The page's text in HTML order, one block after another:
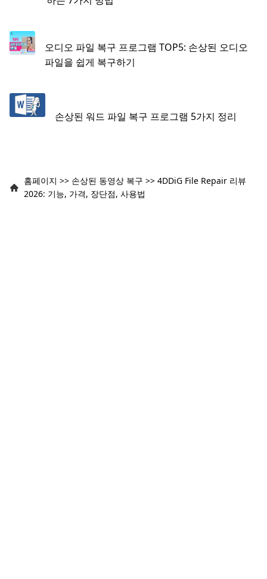
오디오 파일 복구 프로그램 TOP5: 손상된 오디오
파일을 쉽게 복구하기
손상된 워드 파일 복구 프로그램 5가지 정리
홈페이지 >> 손상된 동영상 복구 >> 4DDiG File Repair 리뷰
2026: 기능, 가격, 장단점, 사용법